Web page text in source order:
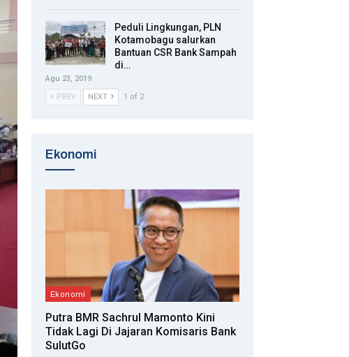
Peduli Lingkungan, PLN
Kotamobagu salurkan
Bantuan CSR Bank Sampah
di…
Agu 23, 2019
PREV
NEXT 1 of 2
Ekonomi
Ekonomi
Putra BMR Sachrul Mamonto Kini
Tidak Lagi Di Jajaran Komisaris Bank
SulutGo